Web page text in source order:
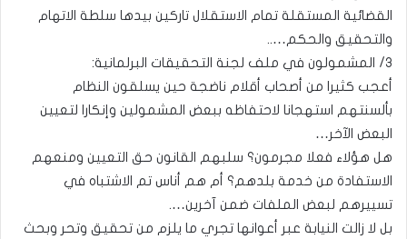
القضائية المستقلة تمام الاستقلال تاركين بيدها سلطة الاتهام
والتحقيق والحكم…..
٣/ المشمولون في ملف لجنة التحقيقات البرلمانية:
أعجب كثيرا من أصحاب أقلام ناضجة حين يسلقون النظام
بألسنتهم استهجانا لاحتفاظه ببعض المشمولين وإنكارا لتعيين
البعض الآخر…
هل هؤلاء فعلا مجرمون؟ سلبهم القانون حق التعيين ومنعهم
الاستفادة من خدمة بلدهم؟ أم هم أناس تم الاشتباه في
تسييرهم لبعض الملفات ضمن آخرين….
بل لا زالت النيابة عبر أعوانها تجري ما يلزم من تحقيق وتحر وبحث